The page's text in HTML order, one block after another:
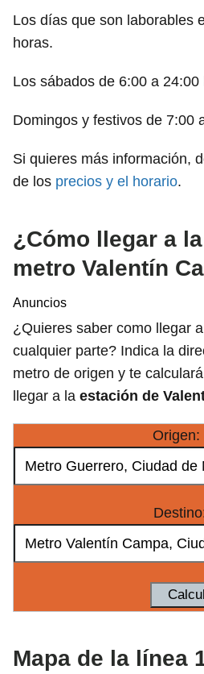
Los días que son laborables
horas.
Los sábados de 6:00 a 24:00
Domingos y festivos de 7:00
Si quieres más información,
de los precios y el horario.
¿Cómo llegar a
metro Valentín
Anuncios
¿Quieres saber como llegar
cualquier parte? Indica la
metro de origen y te
llegar a la estación de
Origen:
Mapa de la línea